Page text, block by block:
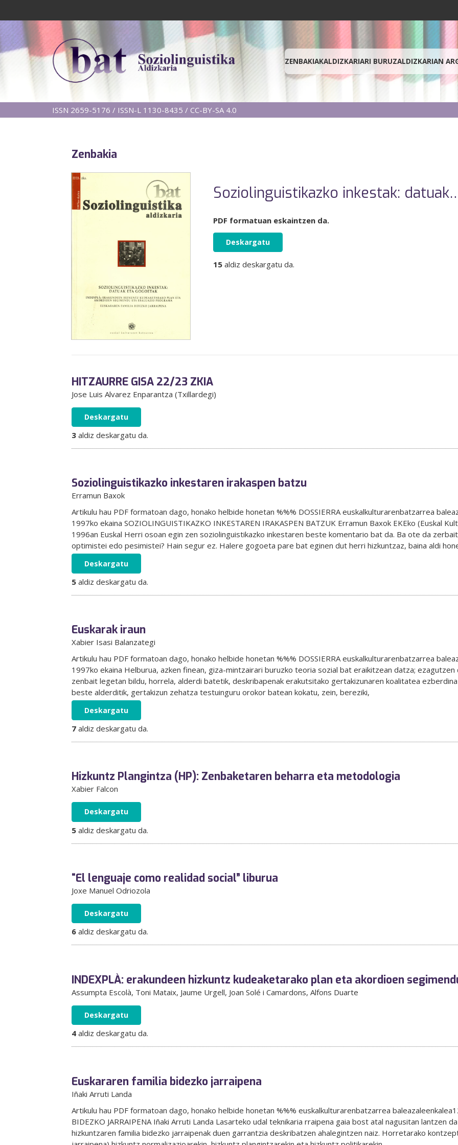
ZENBAKIAKALDIZKARIARI BURUZALDIZKARIAN
ISSN 2659-5176 / ISSN-L 1130-8435 / CC-BY-SA 4.0
Zenbakia
Soziolinguistikazko inkestak:
PDF formatuan eskaintzen da.
Deskargatu
15 aldiz deskargatu da.
HITZAURRE GISA 22/23 ZKIA
Jose Luis Alvarez Enparantza (Txillardegi)
Deskargatu
3aldiz deskargatu da.
Soziolinguistikazko inkestaren irakaspen batzu
Erramun Baxok
Artikulu hau PDF formatoan dago, honako helbide honetan %%% DOSSIERRA euskalkulturarenbatzarrea
1997ko ekaina SOZIOLINGUISTIKAZKO INKESTAREN IRAKASPEN BATZUK Erramun Baxok EKEko (Euskal
1996an Euskal Herri osoan egin zen soziolinguistikazko inkestaren beste komentario bat da. Ba ote da
optimistei edo pesimistei? Hain segur ez. Halere gogoeta pare bat eginen dut herri hizkuntzaz, baina aldi
Deskargatu
5aldiz deskargatu da.
Euskarak iraun
Xabier Isasi Balanzategi
Artikulu hau PDF formatoan dago, honako helbide honetan %%% DOSSIERRA euskalkulturarenbatzarrea
1997ko ekaina Helburua, azken finean, giza-mintzairari buruzko teoria sozial bat eraikitzean datza;
zenbait legetan bildu, horrela, alderdi batetik, deskribapenak erakutsitako gertakizunaren koalitatea
beste alderditik, gertakizun zehatza testuinguru orokor batean kokatu, zein, bereziki,
Deskargatu
7aldiz deskargatu da.
Hizkuntz Plangintza (HP): Zenbaketaren beharra eta metodologia
Xabier Falcon
Deskargatu
5aldiz deskargatu da.
“El lenguaje como realidad social” liburua
Joxe Manuel Odriozola
Deskargatu
6aldiz deskargatu da.
INDEXPLÀ: erakundeen hizkuntz kudeaketarako plan eta akordioen
Assumpta Escolà, Toni Mataix, Jaume Urgell, Joan Solé i Camardons, Alfons Duarte
Deskargatu
4aldiz deskargatu da.
Euskararen familia bidezko jarraipena
Iñaki Arruti Landa
Artikulu hau PDF formatoan dago, honako helbide honetan %%% euskalkulturarenbatzarrea
BIDEZKO JARRAIPENA Iñaki Arruti Landa Lasarteko udal teknikaria rraipena gaia bost atal nagusitan lantzen
hizkuntzaren familia bidezko jarraipenak duen garrantzia deskribatzen ahalegintzen naiz. Horretarako